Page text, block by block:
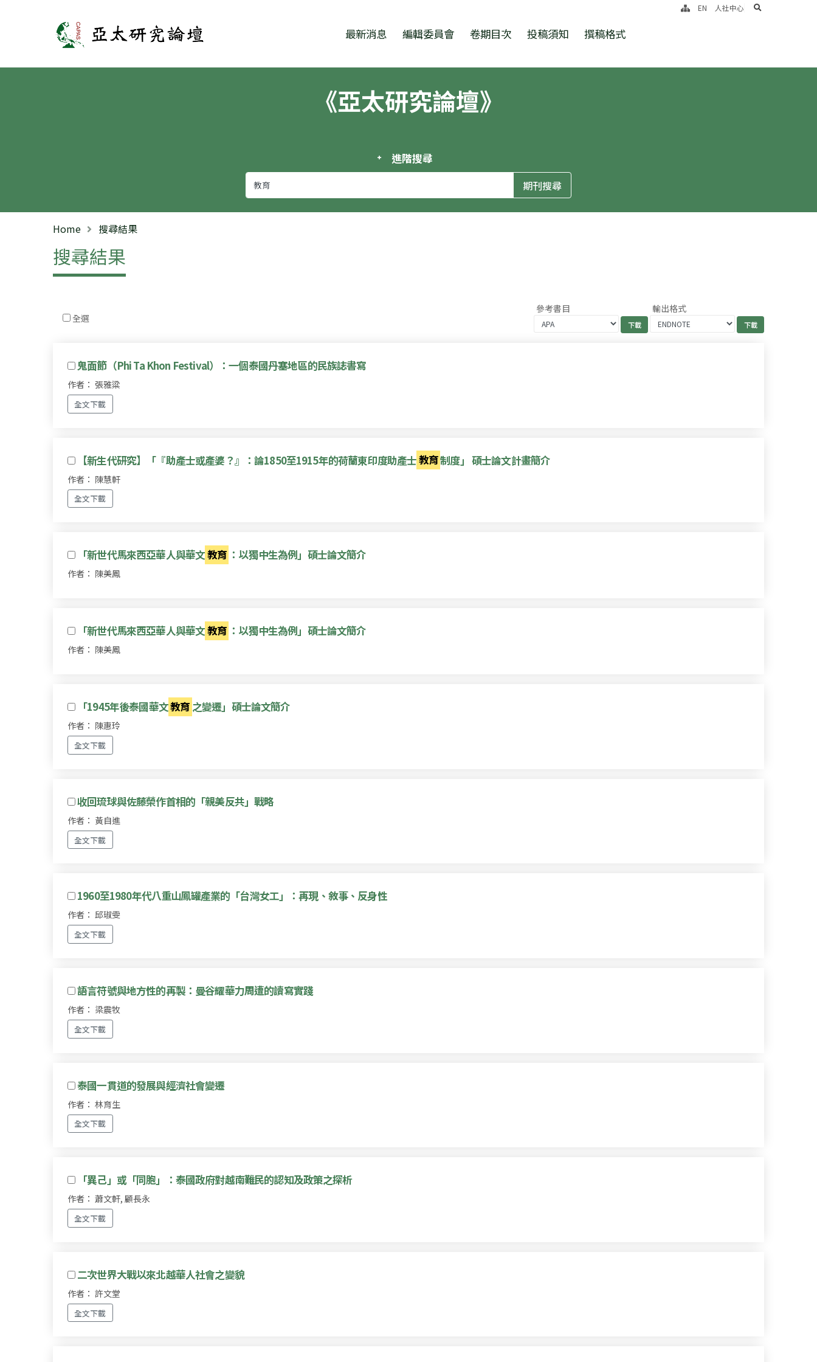
亞太研究論壇 最新消息 編輯委員會 卷期目次 投稿須知 撰稿格式
EN 人社中心 search
《亞太研究論壇》
進階搜尋
Home 搜尋結果
搜尋結果
全選
參考書目 輸出格式
鬼面節（Phi Ta Khon Festival）：一個泰國丹塞地區的民族誌書寫
作者： 張雅粱
全文下載
【新生代研究】「『助產士或產婆？』：論1850至1915年的荷蘭東印度助產士教育制度」 碩士論文計畫簡介
作者： 陳慧軒
全文下載
「新世代馬來西亞華人與華文教育 ：以獨中生為例」碩士論文簡介
作者： 陳美鳳
「新世代馬來西亞華人與華文教育 ：以獨中生為例」碩士論文簡介
作者： 陳美鳳
「1945年後泰國華文教育 之變遷」碩士論文簡介
作者： 陳惠玲
全文下載
收回琉球與佐藤榮作首相的「親美反共」戰略
作者： 黃自進
全文下載
1960至1980年代八重山鳳罐產業的「台灣女工」：再現、敘事、反身性
作者： 邱琡雯
全文下載
語言符號與地方性的再製：曼谷耀華力周遭的讀寫實踐
作者： 梁震牧
全文下載
泰國一貫道的發展與經濟社會變遷
作者： 林育生
全文下載
「異己」或「同胞」：泰國政府對越南難民的認知及政策之探析
作者： 蕭文軒, 顧長永
全文下載
二次世界大戰以來北越華人社會之變貌
作者： 許文堂
全文下載